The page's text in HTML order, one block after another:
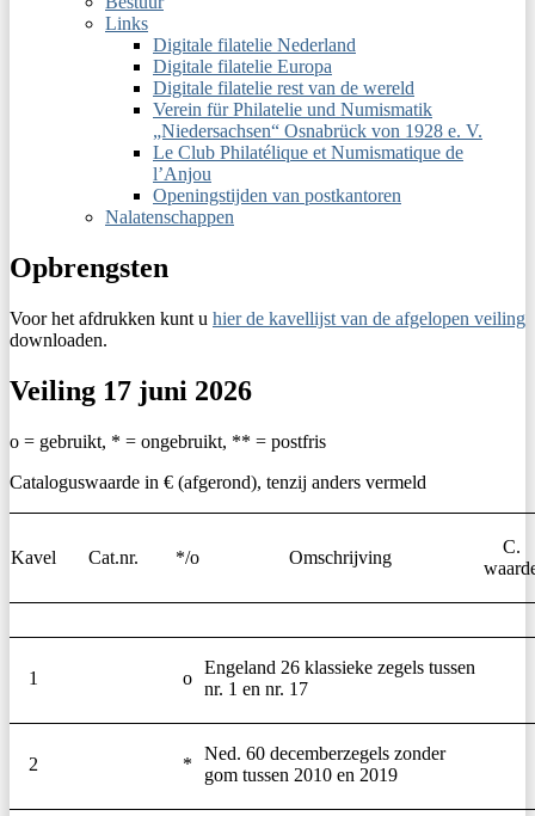
Links
Digitale filatelie Nederland
Digitale filatelie Europa
Digitale filatelie rest van de wereld
Verein für Philatelie und Numismatik
„Niedersachsen“ Osnabrück von 1928 e. V.
Le Club Philatélique et Numismatique de
l’Anjou
Openingstijden van postkantoren
Nalatenschappen
Opbrengsten
Voor het afdrukken kunt u hier de kavellijst van de afgelopen veiling
downloaden.
Veiling 17 juni 2026
o = gebruikt, * = ongebruikt, ** = postfris
Cataloguswaarde in € (afgerond), tenzij anders vermeld
Kavel Cat.nr. */o Omschrijving
C.
1 o
Engeland 26 klassieke zegels tussen
nr. 1 en nr. 17
2 *
Ned. 60 decemberzegels zonder
gom tussen 2010 en 2019